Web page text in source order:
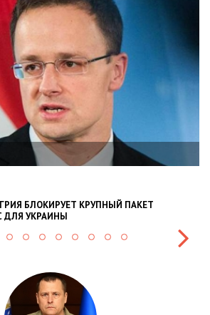
БЛОКИРУЕТ КРУПНЫЙ ПАКЕТ
УКРАИНЫ